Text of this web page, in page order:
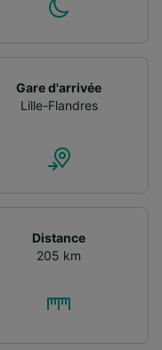
Gare d'arrivée
Lille-Flandres
Distance
205 km